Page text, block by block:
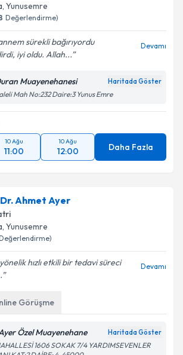
, Yunusemre
Değerlendirme)
sürekli bağırıyordu
iyi oldu. Allah...
Devamı
Muayenehanesi Haritada Göster
Mah No:232 Daire:3 Yunus Emre
10 Ağu
11:00
10 Ağu
12:00 Daha Fazla
Ahmet Ayer
, Yunusemre
hızlı etkili bir tedavi süreci
Devamı
Görüşme
Özel Muayenehane Haritada Göster
1606 SOKAK 7/4 YARDIMSEVENLER